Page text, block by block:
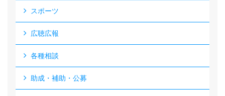
スポーツ
広聴広報
各種相談
助成・補助・公募